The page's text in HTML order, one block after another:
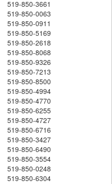
519-850-3661
519-850-0063
519-850-0911
519-850-5169
519-850-2618
519-850-8068
519-850-9326
519-850-7213
519-850-8500
519-850-4994
519-850-4770
519-850-6255
519-850-4727
519-850-6716
519-850-3427
519-850-6490
519-850-3554
519-850-0248
519-850-6304